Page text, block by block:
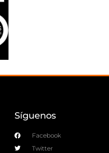
Síguenos
Facebook
Twitter